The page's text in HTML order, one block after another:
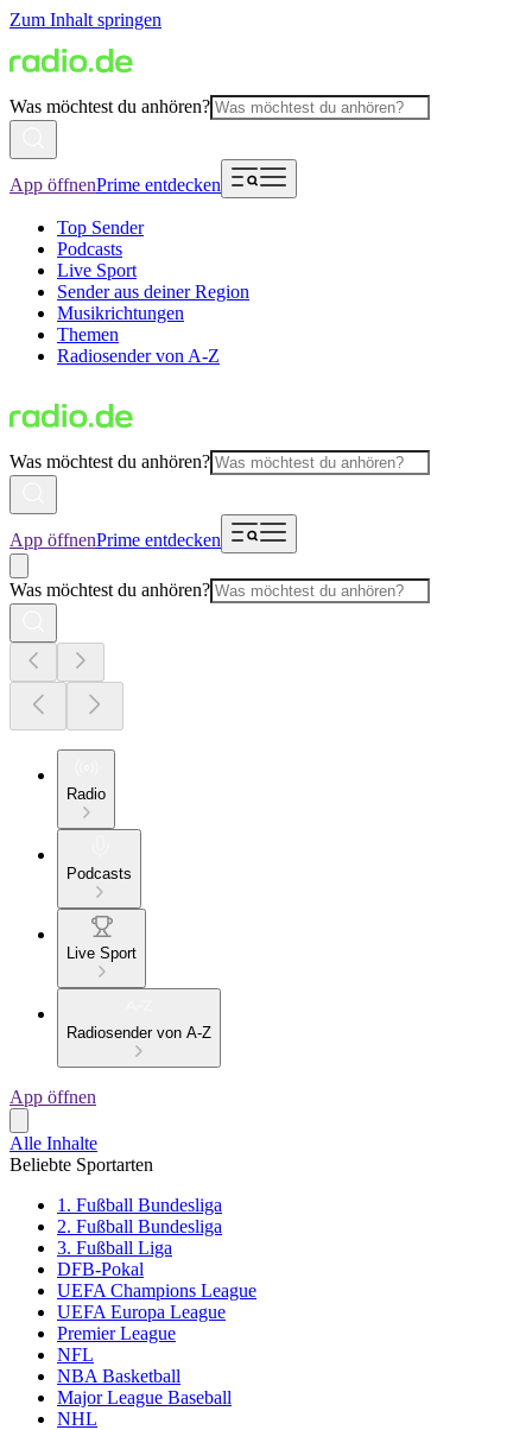
Zum Inhalt springen
Was möchtest du anhören?
App öffnenPrime entdecken
Top Sender
Podcasts
Live Sport
Sender aus deiner Region
Musikrichtungen
Themen
Radiosender von A-Z
Was möchtest du anhören?
App öffnenPrime entdecken
Was möchtest du anhören?
Radio
Podcasts
Live Sport
Radiosender von A-Z
App öffnen
Alle Inhalte
Beliebte Sportarten
1. Fußball Bundesliga
2. Fußball Bundesliga
3. Fußball Liga
DFB-Pokal
UEFA Champions League
UEFA Europa League
Premier League
NFL
NBA Basketball
Major League Baseball
NHL